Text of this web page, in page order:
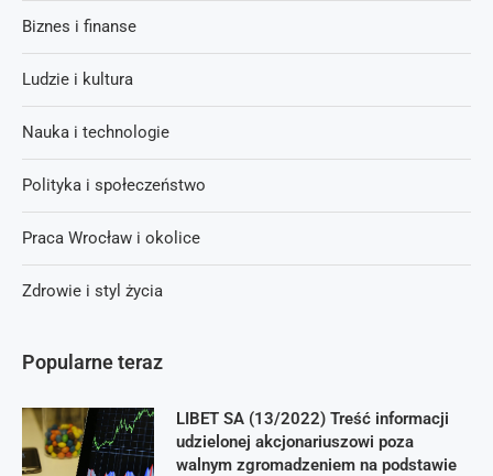
Popularne teraz
LIBET SA (13/2022) Treść informacji
udzielonej akcjonariuszowi poza
walnym zgromadzeniem na podstawie
Biznes i finanse
Ludzie i kultura
Nauka i technologie
Polityka i społeczeństwo
Praca Wrocław i okolice
Zdrowie i styl życia